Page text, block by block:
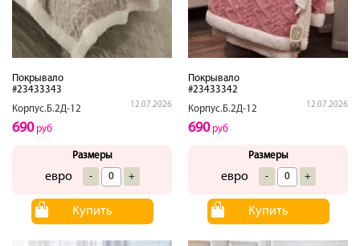
Покрывало
#23433343
Корпус.Б.2Д-12
12.07.2026
690руб
Размеры
евро - +
Купить
Покрывало
#23433342
Корпус.Б.2Д-12
12.07.2026
690руб
Размеры
евро - +
Купить